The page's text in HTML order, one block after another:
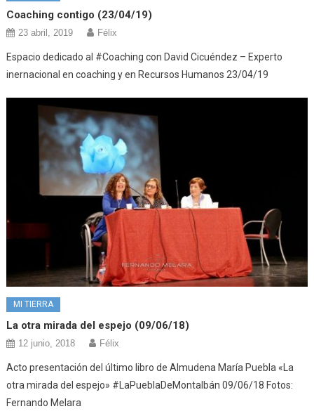
Coaching contigo (23/04/19)
23 abril, 2019 Félix
Espacio dedicado al #Coaching con David Cicuéndez – Experto
inernacional en coaching y en Recursos Humanos 23/04/19
MI TIERRA
La otra mirada del espejo (09/06/18)
12 junio, 2018 Félix
Acto presentación del último libro de Almudena María Puebla «La
otra mirada del espejo» #LaPueblaDeMontalbán 09/06/18 Fotos:
Fernando Melara